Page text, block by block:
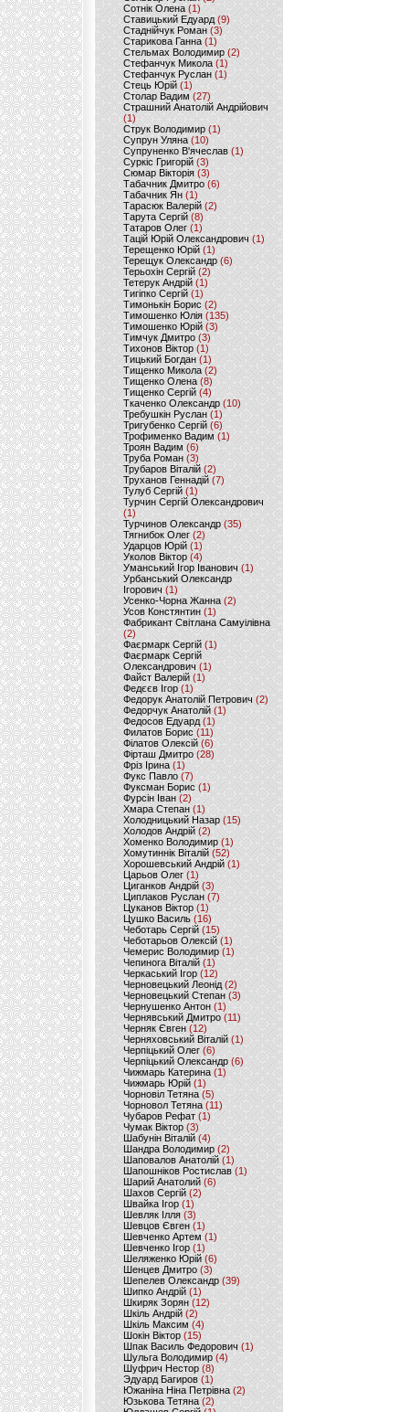
Сотнік Олена(1)
Ставицький Едуард (9)
Стаднійчук Роман(3)
Старикова Ганна (1)
Стельмах Володимир(2)
Стефанчук Микола (1)
Стефанчук Руслан (1)
Стець Юрій (1)
Столар Вадим(27)
Страшний Анатолій Андрійович
(1)
Струк Володимир (1)
Супрун Уляна (10)
Супруненко В'ячеслав (1)
Суркіс Григорій (3)
Сюмар Вікторія (3)
Табачник Дмитро (6)
Табачник Ян(1)
Тарасюк Валерій (2)
Тарута Сергій (8)
Татаров Олег(1)
Тацій Юрій Олександрович(1)
Терещенко Юрій(1)
Терещук Олександр(6)
Терьохін Сергій (2)
Тетерук Андрій (1)
Тигіпко Сергій(1)
Тимонькін Борис (2)
Тимошенко Юлія (135)
Тимошенко Юрій(3)
Тимчук Дмитро (3)
Тихонов Віктор (1)
Тицький Богдан (1)
Тищенко Микола (2)
Тищенко Олена (8)
Тищенко Сергій (4)
Ткаченко Олександр (10)
Требушкін Руслан (1)
Тригубенко Сергій(6)
Трофименко Вадим (1)
Троян Вадим (6)
Труба Роман(3)
Трубаров Віталій (2)
Труханов Геннадій (7)
Тулуб Сергій(1)
Турчин Сергій Олександрович
(1)
Турчинов Олександр(35)
Тягнибок Олег (2)
Ударцов Юрій (1)
Уколов Віктор(4)
Уманський Ігор Іванович(1)
Урбанський Олександр
Ігорович (1)
Усенко-Чорна Жанна (2)
Усов Констянтин(1)
Фабрикант Світлана Самуілівна
(2)
Фаєрмарк Сергій(1)
Фаєрмарк Сергій
Олександрович (1)
Файст Валерій(1)
Федєєв Ігор (1)
Федорук Анатолій Петрович (2)
Федорчук Анатолій (1)
Федосов Едуард (1)
Филатов Борис (11)
Філатов Олексій (6)
Фірташ Дмитро (28)
Фріз Ірина (1)
Фукс Павло (7)
Фуксман Борис (1)
Фурсін Іван (2)
Хмара Степан(1)
Холодницький Назар(15)
Холодов Андрій (2)
Хоменко Володимир (1)
Хомутиннік Віталій (52)
Хорошевський Андрій (1)
Царьов Олег (1)
Циганков Андрій (3)
Циплаков Руслан(7)
Цуканов Віктор (1)
Цушко Василь (16)
Чеботарь Сергій (15)
Чеботарьов Олексій (1)
Чемерис Володимир (1)
Чепинога Віталій (1)
Черкаський Ігор (12)
Черновецький Леонід(2)
Черновецький Степан (3)
Чернушенко Антон (1)
Чернявський Дмитро(11)
Черняк Євген(12)
Черняховський Віталій (1)
Черпіцький Олег (6)
Черпіцький Олександр (6)
Чижмарь Катерина (1)
Чижмарь Юрій (1)
Чорновіл Тетяна (5)
Чорновол Тетяна (11)
Чубаров Рефат (1)
Чумак Віктор(3)
Шабунін Віталій (4)
Шандра Володимир (2)
Шаповалов Анатолій(1)
Шапошніков Ростислав(1)
Шарий Анатолий(6)
Шахов Сергій(2)
Швайка Ігор (1)
Шевляк Ілля (3)
Шевцов Євген (1)
Шевченко Артем(1)
Шевченко Ігор(1)
Шеляженко Юрій (6)
Шенцев Дмитро (3)
Шепелев Олександр (39)
Шипко Андрій(1)
Шкиряк Зорян(12)
Шкіль Андрій(2)
Шкіль Максим (4)
Шокін Віктор (15)
Шпак Василь Федорович (1)
Шульга Володимир (4)
Шуфрич Нестор(8)
Эдуард Багиров (1)
Южаніна Ніна Петрівна (2)
Юзькова Тетяна(2)